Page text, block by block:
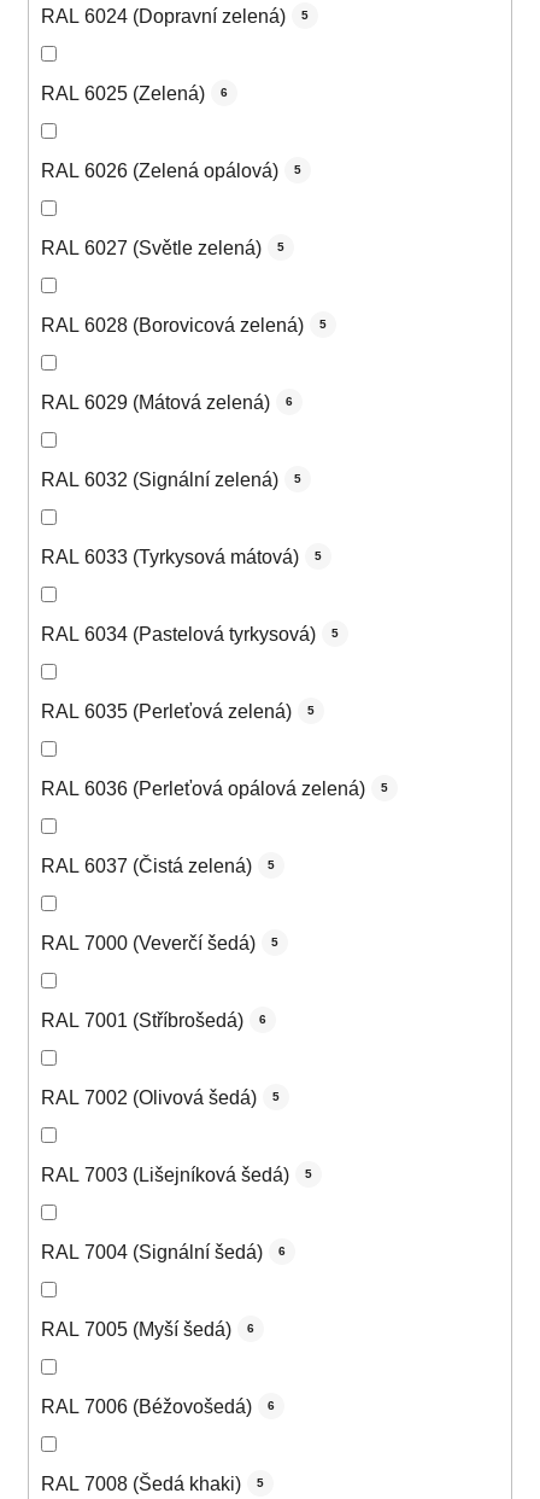
RAL 6024 (Dopravní zelená) 5
RAL 6025 (Zelená) 6
RAL 6026 (Zelená opálová) 5
RAL 6027 (Světle zelená) 5
RAL 6028 (Borovicová zelená) 5
RAL 6029 (Mátová zelená) 6
RAL 6032 (Signální zelená) 5
RAL 6033 (Tyrkysová mátová) 5
RAL 6034 (Pastelová tyrkysová) 5
RAL 6035 (Perleťová zelená) 5
RAL 6036 (Perleťová opálová zelená) 5
RAL 6037 (Čistá zelená) 5
RAL 7000 (Veverčí šedá) 5
RAL 7001 (Stříbrošedá) 6
RAL 7002 (Olivová šedá) 5
RAL 7003 (Lišejníková šedá) 5
RAL 7004 (Signální šedá) 6
RAL 7005 (Myší šedá) 6
RAL 7006 (Béžovošedá) 6
RAL 7008 (Šedá khaki) 5